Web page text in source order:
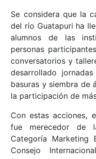
Se considera que la
del río Guatapuri ha
alumnos de las
personas
conversatorios y
desarrollado
basuras y siembra de
la participación de
Con estas acciones,
fue merecedor de
Categoría Marketing
Consejo